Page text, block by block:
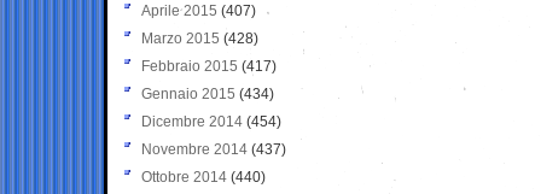
Aprile 2015 (407)
Marzo 2015 (428)
Febbraio 2015 (417)
Gennaio 2015 (434)
Dicembre 2014 (454)
Novembre 2014 (437)
Ottobre 2014 (440)